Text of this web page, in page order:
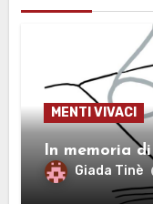
MENTI VIVACI
In memoria
Giada Tinè